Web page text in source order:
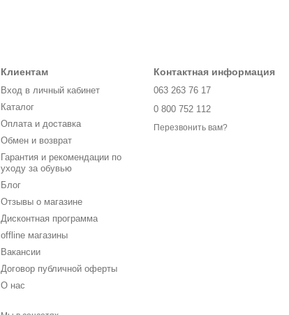
Клиентам
Вход в личный кабинет
Каталог
Оплата и доставка
Обмен и возврат
Гарантия и рекомендации по
уходу за обувью
Блог
Отзывы о магазине
Дисконтная программа
offline магазины
Вакансии
Договор публичной оферты
О нас
Контактная информация
063 263 76 17
0 800 752 112
Перезвонить вам?